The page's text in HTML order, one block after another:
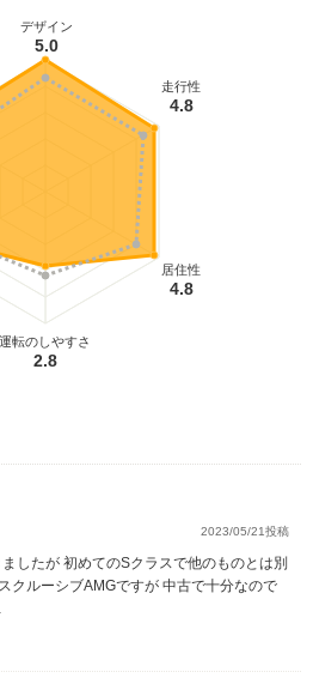
デザイン
5.0
走行性
4.8
居住性
4.8
運転のしやすさ
2.8
2023/05/21投稿
したが 初めてのSクラスで他のものとは別
クルーシブAMGですが 中古で十分なので